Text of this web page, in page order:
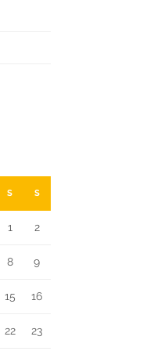
S S
1 2
8 9
15 16
22 23